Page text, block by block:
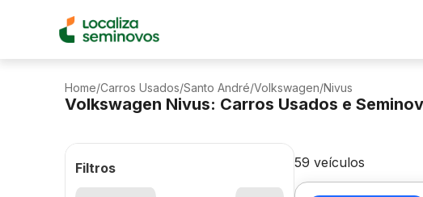
Home/Carros Usados/Santo André/Volkswagen/Nivus
Volkswagen Nivus: Carros Usados e
Filtros 59 veículos